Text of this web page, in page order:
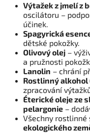
Výtažek z jmelí z
oscilátoru –
účinek.
Spagyrická
dětské pokožky.
Olivový olej –
a pružnosti
Lanolin – chrání
Rostlinný alkohol
zpracování
Éterické oleje ze
pelargonie –
Všechny rostlinné
ekologického